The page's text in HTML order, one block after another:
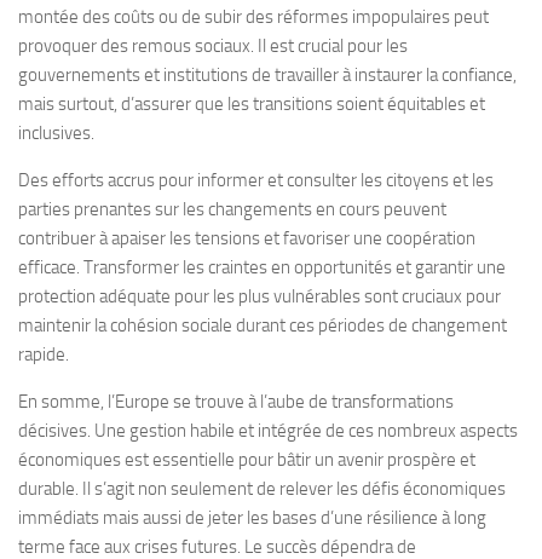
montée des coûts ou de subir des réformes impopulaires peut
provoquer des remous sociaux. Il est crucial pour les
gouvernements et institutions de travailler à instaurer la confiance,
mais surtout, d’assurer que les transitions soient équitables et
inclusives.
Des efforts accrus pour informer et consulter les citoyens et les
parties prenantes sur les changements en cours peuvent
contribuer à apaiser les tensions et favoriser une coopération
efficace. Transformer les craintes en opportunités et garantir une
protection adéquate pour les plus vulnérables sont cruciaux pour
maintenir la cohésion sociale durant ces périodes de changement
rapide.
En somme, l’Europe se trouve à l’aube de transformations
décisives. Une gestion habile et intégrée de ces nombreux aspects
économiques est essentielle pour bâtir un avenir prospère et
durable. Il s’agit non seulement de relever les défis économiques
immédiats mais aussi de jeter les bases d’une résilience à long
terme face aux crises futures. Le succès dépendra de